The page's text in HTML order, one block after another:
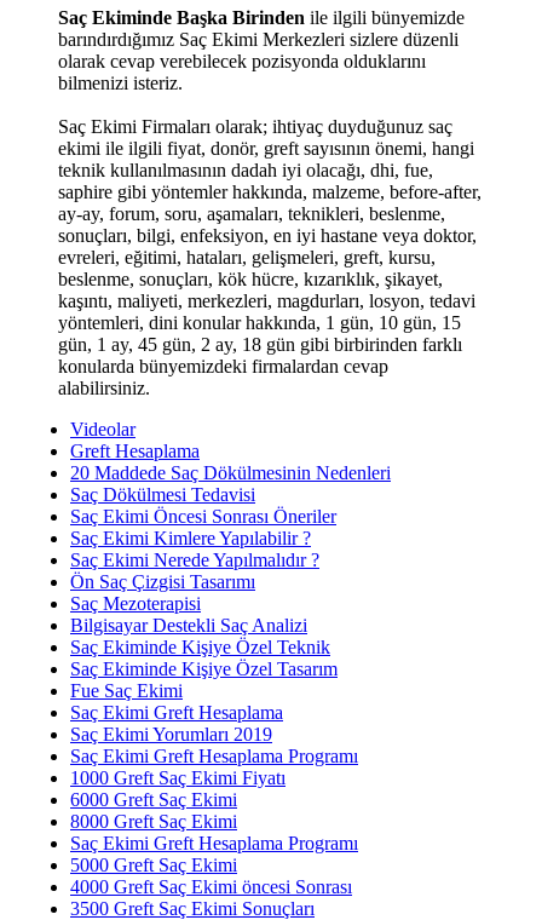
Saç Ekiminde Başka Birinden ile ilgili bünyemizde
barındırdığımız Saç Ekimi Merkezleri sizlere düzenli
olarak cevap verebilecek pozisyonda olduklarını
bilmenizi isteriz.
Saç Ekimi Firmaları olarak; ihtiyaç duyduğunuz saç
ekimi ile ilgili fiyat, donör, greft sayısının önemi, hangi
teknik kullanılmasının dadah iyi olacağı, dhi, fue,
saphire gibi yöntemler hakkında, malzeme, before-after,
ay-ay, forum, soru, aşamaları, teknikleri, beslenme,
sonuçları, bilgi, enfeksiyon, en iyi hastane veya doktor,
evreleri, eğitimi, hataları, gelişmeleri, greft, kursu,
beslenme, sonuçları, kök hücre, kızarıklık, şikayet,
kaşıntı, maliyeti, merkezleri, magdurları, losyon, tedavi
yöntemleri, dini konular hakkında, 1 gün, 10 gün, 15
gün, 1 ay, 45 gün, 2 ay, 18 gün gibi birbirinden farklı
konularda bünyemizdeki firmalardan cevap
alabilirsiniz.
Videolar
Greft Hesaplama
20 Maddede Saç Dökülmesinin Nedenleri
Saç Dökülmesi Tedavisi
Saç Ekimi Öncesi Sonrası Öneriler
Saç Ekimi Kimlere Yapılabilir ?
Saç Ekimi Nerede Yapılmalıdır ?
Ön Saç Çizgisi Tasarımı
Saç Mezoterapisi
Bilgisayar Destekli Saç Analizi
Saç Ekiminde Kişiye Özel Teknik
Saç Ekiminde Kişiye Özel Tasarım
Fue Saç Ekimi
Saç Ekimi Greft Hesaplama
Saç Ekimi Yorumları 2019
Saç Ekimi Greft Hesaplama Programı
1000 Greft Saç Ekimi Fiyatı
6000 Greft Saç Ekimi
8000 Greft Saç Ekimi
Saç Ekimi Greft Hesaplama Programı
5000 Greft Saç Ekimi
4000 Greft Saç Ekimi öncesi Sonrası
3500 Greft Saç Ekimi Sonuçları